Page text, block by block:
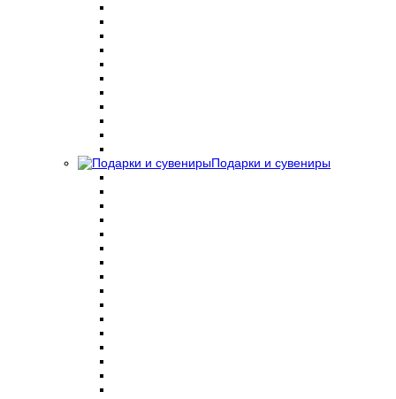
Подарки и сувениры